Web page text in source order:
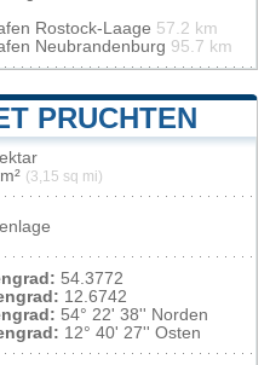
Rostock-Laage 57.2 km
Neubrandenburg 95.7 km
PRUCHTEN
(3,15 sq mi)
54.3772
12.6742
54° 22' 38'' Norden
12° 40' 27'' Osten